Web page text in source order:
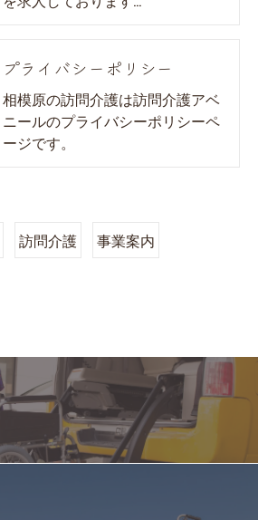
プライバシーポリシー
相模原の訪問介護は訪問介護アベ
ニールのプライバシーポリシーペ
ージです。
訪問介護 事業案内